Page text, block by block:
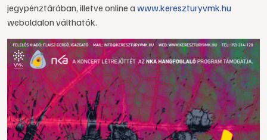
jegypénztárában, illetve online awww.kereszturyvmk.hu
weboldalon válthatók.